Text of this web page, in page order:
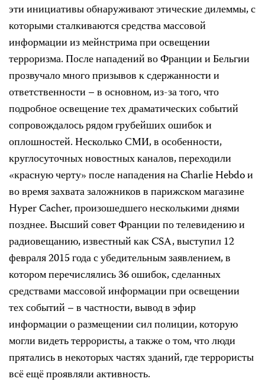
эти инициативы обнаруживают этические дилеммы, с
которыми сталкиваются средства массовой
информации из мейнстрима при освещении
терроризма. После нападений во Франции и Бельгии
прозвучало много призывов к сдержанности и
ответственности – в основном, из-за того, что
подробное освещение тех драматических событий
сопровождалось рядом грубейших ошибок и
оплошностей. Несколько СМИ, в особенности,
круглосуточных новостных каналов, переходили
«красную черту» после нападения на Charlie Hebdo и
во время захвата заложников в парижском магазине
Hyper Cacher, произошедшего несколькими днями
позднее. Высший совет Франции по телевидению и
радиовещанию, известный как CSA, выступил 12
февраля 2015 года с убедительным заявлением, в
котором перечислялись 36 ошибок, сделанных
средствами массовой информации при освещении
тех событий – в частности, вывод в эфир
информации о размещении сил полиции, которую
могли видеть террористы, а также о том, что люди
прятались в некоторых частях зданий, где террористы
всё ещё проявляли активность.